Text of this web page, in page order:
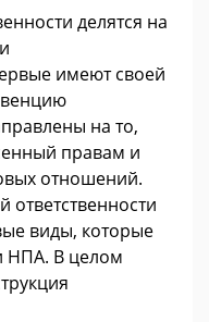
делятся на
имеют своей
на то,
правам и
отношений.
виды, которые
НПА. В целом